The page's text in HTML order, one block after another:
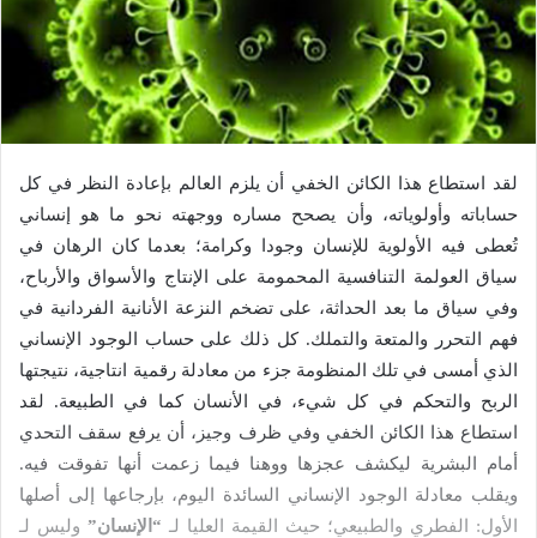
ا
إ
ل
ك
ر
لقد استطاع هذا الكائن الخفي أن يلزم العالم بإعادة النظر في كل
حساباته وأولوياته، وأن يصحح مساره ووجهته نحو ما هو إنساني
تُعطى فيه الأولوية للإنسان وجودا وكرامة؛ بعدما كان الرهان في
سياق العولمة التنافسية المحمومة على الإنتاج والأسواق والأرباح،
وفي سياق ما بعد الحداثة، على تضخم النزعة الأنانية الفردانية في
فهم التحرر والمتعة والتملك. كل ذلك على حساب الوجود الإنساني
الذي أمسى في تلك المنظومة جزء من معادلة رقمية انتاجية، نتيجتها
الربح والتحكم في كل شيء، في الأنسان كما في الطبيعة. لقد
استطاع هذا الكائن الخفي وفي ظرف وجيز، أن يرفع سقف التحدي
أمام البشرية ليكشف عجزها ووهنا فيما زعمت أنها تفوقت فيه.
ويقلب معادلة الوجود الإنساني السائدة اليوم، بإرجاعها إلى أصلها
الأول: الفطري والطبيعي؛ حيث القيمة العليا لـ “الإنسان” وليس لـ